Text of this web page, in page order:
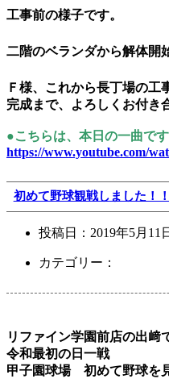
工事前の様子です。
二階のベランダから解体開
Ｆ様、これから長丁場の工
完成まで、よろしくお付き
●こちらは、本日の一曲で
https://www.youtube.com/
初めて野球観戦しました！！
投稿日： 2019年5月11
カテゴリー：
リファイン学園前店の出﨑
令和最初の日一戦
甲子園球場 初めて野球を